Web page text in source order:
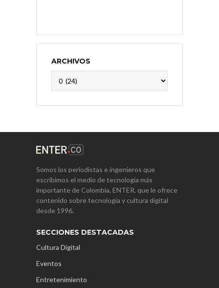
ARCHIVOS
Somos los periodistas e ingenieros que
escribimos el medio de tecnología más
importante de Colombia, ENTER, que le ofrece
contenido sobre tecnología y cultura digital
desde 1996.
SECCIONES DESTACADAS
Cultura Digital
Eventos
Entretenimiento